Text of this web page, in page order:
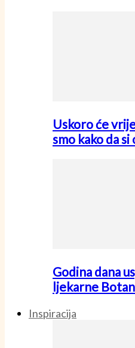
Uskoro će
smo kako da
Godina dana
ljekarne
Inspiracija